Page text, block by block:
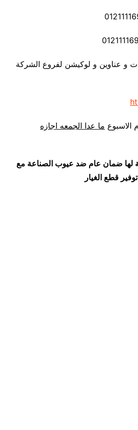
و عناوين و لوكيشن لفروع الشركة
الاسبوع ما عدا الجمعه اجازه
لها ضمان عام ضد عيوب الصناعة مع
توفير قطع الغيار